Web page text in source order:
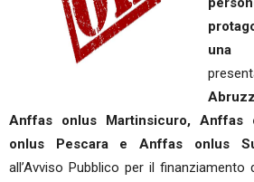
una
Anffas onlus Martinsicuro, Anffas
onlus Pescara e Anffas onlus
all’Avviso Pubblico per il